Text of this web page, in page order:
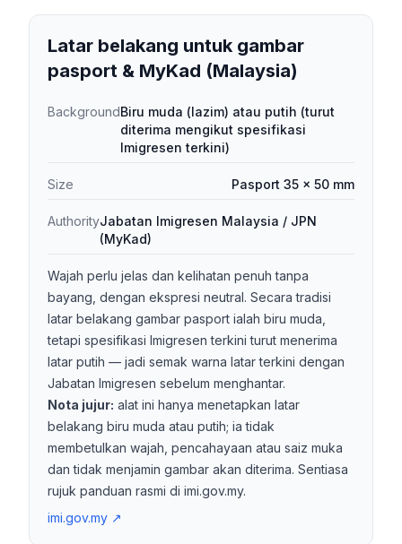
Latar belakang untuk gambar
pasport & MyKad (Malaysia)
BackgroundBiru muda (lazim) atau putih (turut
diterima mengikut spesifikasi
Imigresen terkini)
Size Pasport 35 × 50 mm
AuthorityJabatan Imigresen Malaysia / JPN
(MyKad)
Wajah perlu jelas dan kelihatan penuh tanpa
bayang, dengan ekspresi neutral. Secara tradisi
latar belakang gambar pasport ialah biru muda,
tetapi spesifikasi Imigresen terkini turut menerima
latar putih — jadi semak warna latar terkini dengan
Jabatan Imigresen sebelum menghantar.
Nota jujur: alat ini hanya menetapkan latar
belakang biru muda atau putih; ia tidak
membetulkan wajah, pencahayaan atau saiz muka
dan tidak menjamin gambar akan diterima. Sentiasa
rujuk panduan rasmi di imi.gov.my.
imi.gov.my ↗